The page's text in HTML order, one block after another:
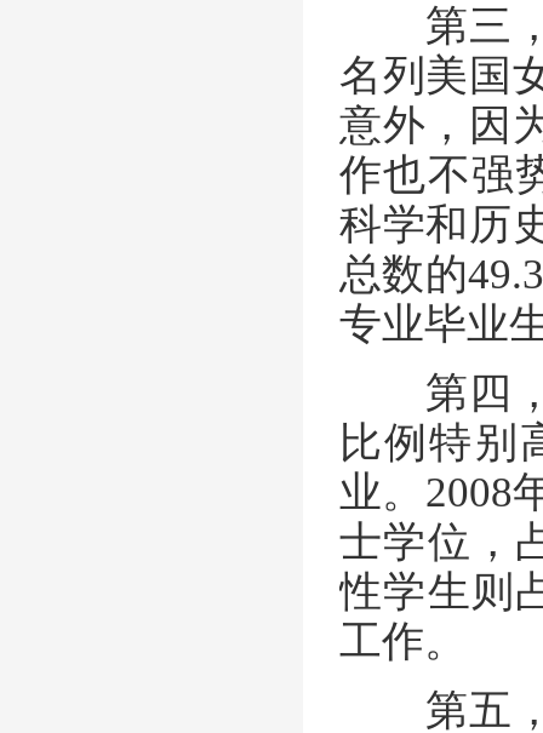
第三，
名列美国
意外，因
作也不强
科学和历
总数的
专业毕业
第四，
比例特别
业。2008
士学位，
性学生则
工作。
第五，